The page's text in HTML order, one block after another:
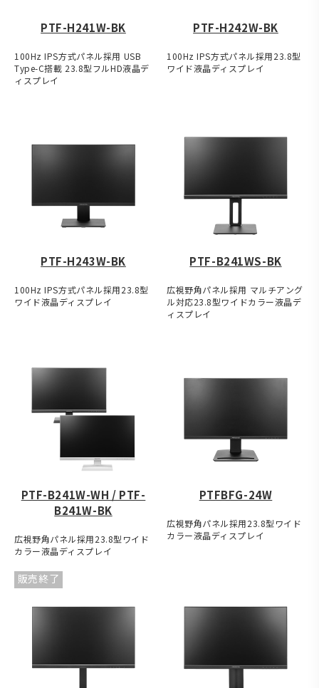
PTF-H241W-BK
100Hz IPS方式パネル採用 USB
Type-C搭載 23.8型フルHD液晶デ
ィスプレイ
PTF-H242W-BK
100Hz IPS方式パネル採用23.8型
ワイド液晶ディスプレイ
PTF-H243W-BK
100Hz IPS方式パネル採用23.8型
ワイド液晶ディスプレイ
PTF-B241WS-BK
広視野角パネル採用 マルチアング
ル対応23.8型ワイドカラー液晶デ
ィスプレイ
PTF-B241W-WH / PTF-
B241W-BK
広視野角パネル採用23.8型ワイド
カラー液晶ディスプレイ
PTFBFG-24W
広視野角パネル採用23.8型ワイド
カラー液晶ディスプレイ
販売終了